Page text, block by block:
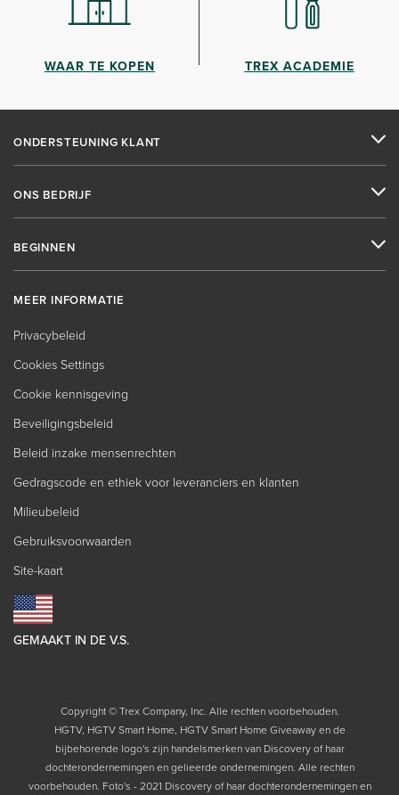
WAAR TE KOPEN TREX ACADEMIE
ONDERSTEUNING KLANT
ONS BEDRIJF
BEGINNEN
MEER INFORMATIE
Privacybeleid
Cookies Settings
Cookie kennisgeving
Beveiligingsbeleid
Beleid inzake mensenrechten
Gedragscode en ethiek voor leveranciers en klanten
Milieubeleid
Gebruiksvoorwaarden
Site-kaart
GEMAAKT IN DE V.S.
Copyright © Trex Company, Inc. Alle rechten voorbehouden.
HGTV, HGTV Smart Home, HGTV Smart Home Giveaway en de
bijbehorende logo's zijn handelsmerken van Discovery of haar
dochterondernemingen en gelieerde ondernemingen. Alle rechten
voorbehouden. Foto's - 2021 Discovery of haar dochterondernemingen en